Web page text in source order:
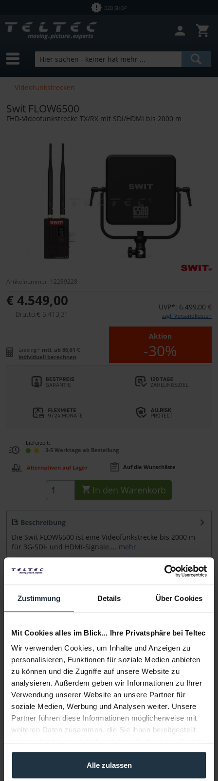
Zustimmung Details Über Cookies
Mit Cookies alles im Blick... Ihre Privatsphäre bei Teltec
Wir verwenden Cookies, um Inhalte und Anzeigen zu
personalisieren, Funktionen für soziale Medien anbieten
zu können und die Zugriffe auf unsere Website zu
analysieren. Außerdem geben wir Informationen zu Ihrer
Verwendung unserer Website an unsere Partner für
soziale Medien, Werbung und Analysen weiter. Unsere
Partner führen diese Informationen möglicherweise mit
weiteren Daten zusammen, die Sie ihnen bereitgestellt
gesammelt haben.
Alle zulassen
B2B SHOP
Videofunkstrecken
Swit FLOW6500
FHD-Videofunkstrecke TX/RX mit SDI/HDMI bis 2000 m
Artikelnummer: 12289228
€ 4.549,00
Brutto:€ 5.413,31
UVP*: 6.499,00 €
zzgl. Versandkosten
Aktion
-30%
Leasing:* mtl. ab 86,61 €
individuell berechnen
Lieferzeit:
3-5 Werktage ab Bestellung
Alternativen auf Lager Auf die Wunschliste
In den Warenkorb
Beschreibung
Die Swit FLOW6500 ist eine Videofunkstrecke bis 2000 m
für 3G-SDI- und HDMI-Signale.... mehr
Zubehör
Sofort lieferbar
Hersteller
von 246892,00 €
Bundle Products
Beratung
Infos zu Hersteller & Produktsicherheit
Folgende Infos zum Hersteller sind verfübar......mehr
Weitere Artikel von Swit ansehen